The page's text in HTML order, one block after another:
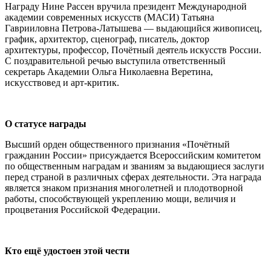
Награду Нине Рассен вручила президент Международной
академии современных искусств (МАСИ) Татьяна
Гаврииловна Петрова-Латышева — выдающийся живописец,
график, архитектор, сценограф, писатель, доктор
архитектуры, профессор, Почётный деятель искусств России.
С поздравительной речью выступила ответственный
секретарь Академии Ольга Николаевна Веретина,
искусствовед и арт-критик.
О статусе награды
Высший орден общественного признания «Почётный
гражданин России» присуждается Всероссийским комитетом
по общественным наградам и званиям за выдающиеся заслуги
перед страной в различных сферах деятельности. Эта награда
является знаком признания многолетней и плодотворной
работы, способствующей укреплению мощи, величия и
процветания Российской Федерации.
Кто ещё удостоен этой чести